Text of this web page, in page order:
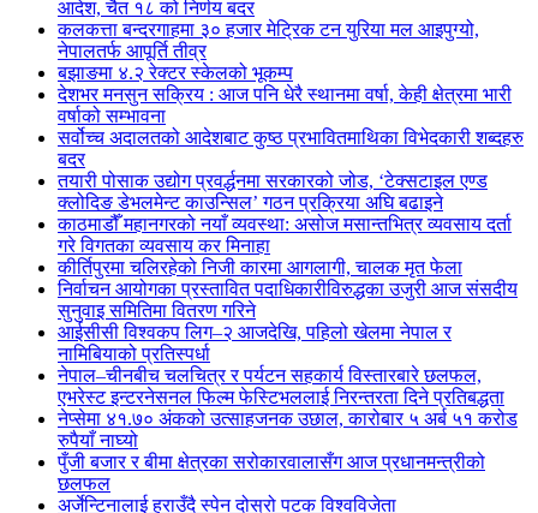
आदेश, चैत १८ को निर्णय बदर
कलकत्ता बन्दरगाहमा ३० हजार मेट्रिक टन युरिया मल आइपुग्यो,
नेपालतर्फ आपूर्ति तीव्र
बझाङमा ४.२ रेक्टर स्केलको भूकम्प
देशभर मनसुन सक्रिय : आज पनि धेरै स्थानमा वर्षा, केही क्षेत्रमा भारी
वर्षाको सम्भावना
सर्वोच्च अदालतको आदेशबाट कुष्ठ प्रभावितमाथिका विभेदकारी शब्दहरु
बदर
तयारी पोसाक उद्योग प्रवर्द्धनमा सरकारको जोड, ‘टेक्सटाइल एण्ड
क्लोदिङ डेभलमेन्ट काउन्सिल’ गठन प्रक्रिया अघि बढाइने
काठमाडौँ महानगरको नयाँ व्यवस्था: असोज मसान्तभित्र व्यवसाय दर्ता
गरे विगतका व्यवसाय कर मिनाहा
कीर्तिपुरमा चलिरहेको निजी कारमा आगलागी, चालक मृत फेला
निर्वाचन आयोगका प्रस्तावित पदाधिकारीविरुद्धका उजुरी आज संसदीय
सुनुवाइ समितिमा वितरण गरिने
आईसीसी विश्वकप लिग–२ आजदेखि, पहिलो खेलमा नेपाल र
नामिबियाको प्रतिस्पर्धा
नेपाल–चीनबीच चलचित्र र पर्यटन सहकार्य विस्तारबारे छलफल,
एभरेस्ट इन्टरनेसनल फिल्म फेस्टिभललाई निरन्तरता दिने प्रतिबद्धता
नेप्सेमा ४१.७० अंकको उत्साहजनक उछाल, कारोबार ५ अर्ब ५१ करोड
रुपैयाँ नाघ्यो
पुँजी बजार र बीमा क्षेत्रका सरोकारवालासँग आज प्रधानमन्त्रीको
छलफल
अर्जेन्टिनालाई हराउँदै स्पेन दोस्रो पटक विश्वविजेता